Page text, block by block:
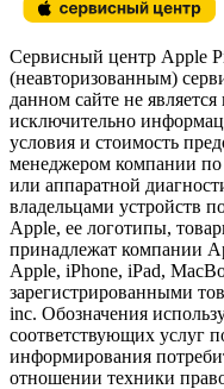
Сервисный центр Apple
(неавторизованным)
данном сайте не
исключительно
условия и стоимость
менеджером компании
или аппаратной
владельцами устройств
Apple, ее логотипы,
принадлежат компании
Apple, iPhone, iPad,
зарегистрированными
inc. Обозначения
соответствующих услуг
информирования
отношении техники